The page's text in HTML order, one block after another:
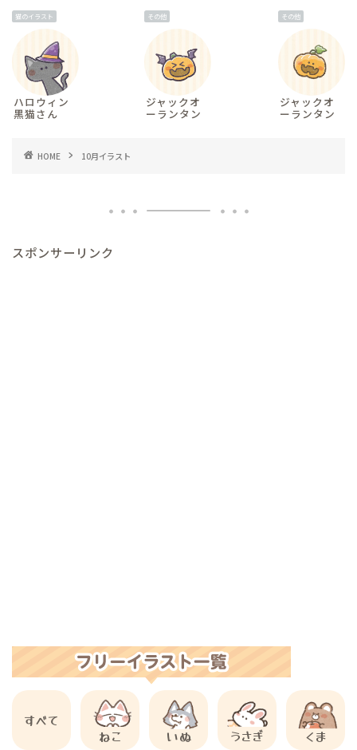
猫のイラスト
ハロウィン
黒猫さん
その他
ジャックオ
ーランタン
その他
ジャックオ
ーランタン
HOME 10月イラスト
スポンサーリンク
すべて
ねこ
いぬ うさぎ くま